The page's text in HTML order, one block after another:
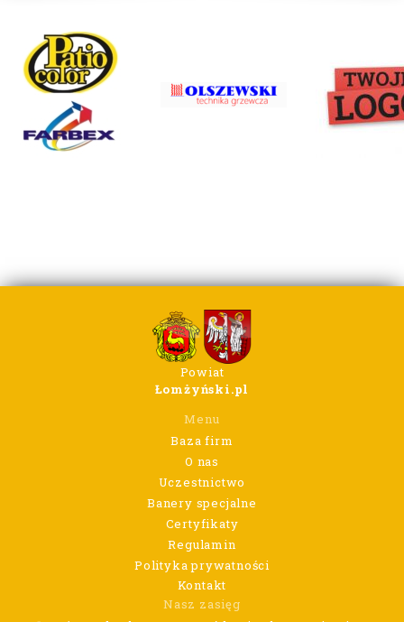
Powiat
Łomżyński.pl
Menu
Baza firm
O nas
Uczestnictwo
Banery specjalne
Certyfikaty
Regulamin
Polityka prywatności
Kontakt
Nasz zasięg